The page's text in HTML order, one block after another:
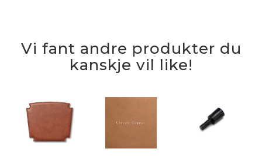
Vi fant andre produkter du
kanskje vil like!